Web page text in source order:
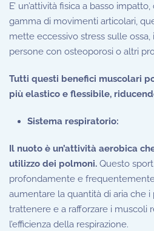
E’ un’attività fisica a basso
gamma di movimenti articolari,
mette eccessivo stress sulle
persone con osteoporosi o altri
Tutti questi benefici muscolari
più elastico e flessibile,
Sistema respiratorio:
Il nuoto è un’attività aerobica
utilizzo dei polmoni. Questo
profondamente e
aumentare la quantità di aria che
trattenere e a rafforzare i muscoli
l’efficienza della respirazione.